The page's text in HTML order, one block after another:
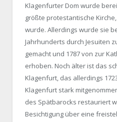
Klagenfurter Dom wurde
größte protestantische
wurde. Allerdings wurde sie
Jahrhunderts durch Jesuiten
gemacht und 1787 von zur
erhoben. Noch älter ist das
Klagenfurt, das allerdings
Klagenfurt stark
des Spätbarocks restauriert
Besichtigung über eine